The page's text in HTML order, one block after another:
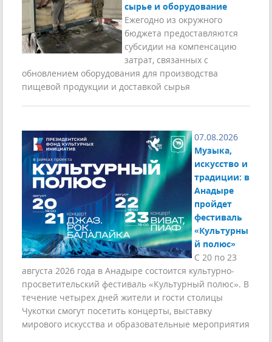
сырье и оборудование
Ежегодно из окружного
бюджета предоставляются
субсидии на компенсацию
затрат, связанных с
обновлением оборудования для производства
пищевой продукции и доставкой сырья
07.08.2026
Музыка,
искусство и
традиции: в
Анадыре
пройдет
фестиваль
«Культурны
й полюс»
С 20 по 23
августа 2026 года в Анадыре состоится культурно-
просветительский фестиваль «Культурный полюс». В
течение четырех дней жители и гости столицы
Чукотки смогут посетить концерты, выставку
мирового искусства и образовательные мероприятия